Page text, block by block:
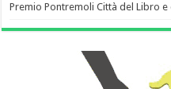
Premio Pontremoli Città del Libro e